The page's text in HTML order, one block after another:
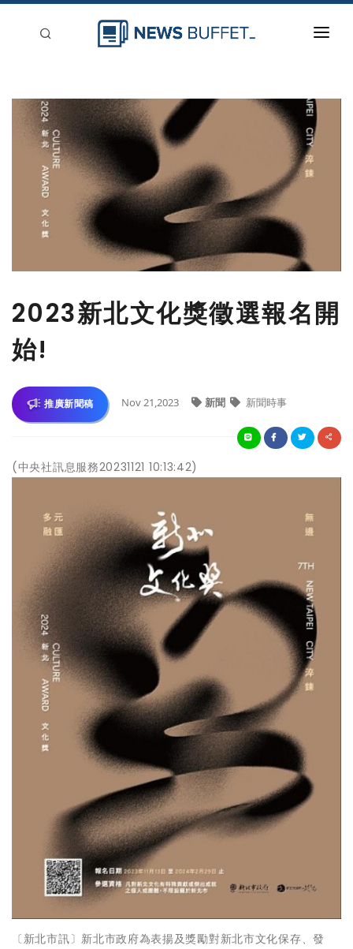
新聞稿分類
登入
刊登
2023新北文化獎徵選報名開
始!
推廣新聞稿 Nov 21,2023 新聞 新聞時事
(中央社訊息服務20231121 10:13:42)
〔新北市訊〕新北市政府為表揚及獎勵對新北市文化保存、發